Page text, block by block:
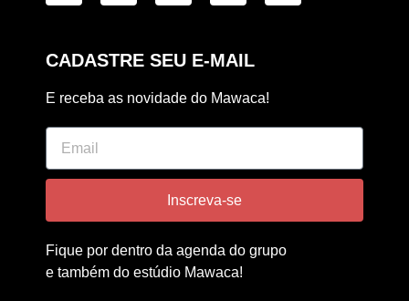
CADASTRE SEU E-MAIL
E receba as novidade do Mawaca!
Inscreva-se
Fique por dentro da agenda do grupo
e também do estúdio Mawaca!